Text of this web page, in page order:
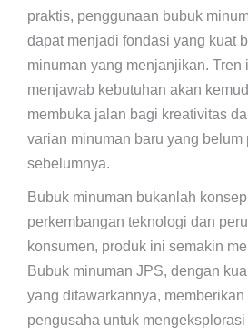
praktis, penggunaan bubuk
dapat menjadi fondasi yang kuat
minuman yang menjanjikan. Tren
menjawab kebutuhan akan
membuka jalan bagi kreativitas
varian minuman baru yang belum
sebelumnya.
Bubuk minuman bukanlah
perkembangan teknologi dan
konsumen, produk ini semakin
Bubuk minuman JPS, dengan
yang ditawarkannya,
pengusaha untuk